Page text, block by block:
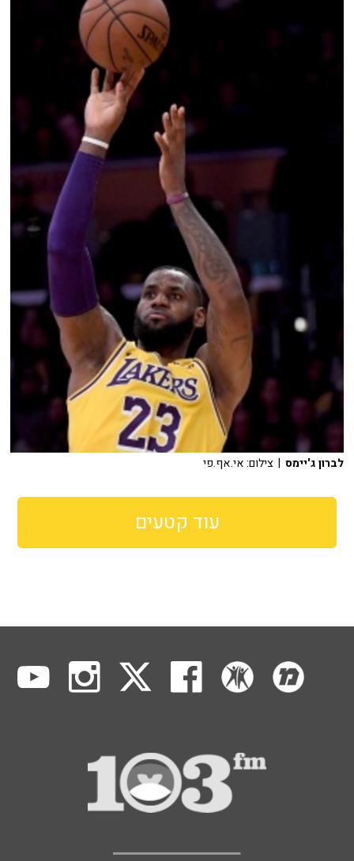
לברון ג'יימס | צילום: אי.אף.פי
עוד קטעים